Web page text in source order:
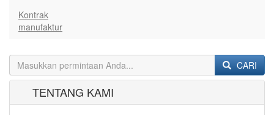
Kontrak
manufaktur
CARI
TENTANG KAMI